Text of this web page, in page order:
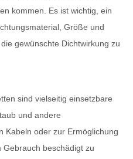
kommen. Es ist wichtig, ein
Größe und
gewünschte Dichtwirkung zu
sind vielseitig einsetzbare
und andere
Kabeln oder zur Ermöglichung
beschädigt zu